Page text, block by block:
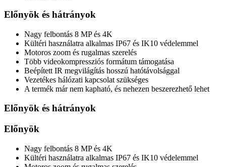
Előnyök és hátrányok
Nagy felbontás 8 MP és 4K
Kültéri használatra alkalmas IP67 és IK10 védelemmel
Motoros zoom és rugalmas szerelés
Több videokompressziós formátum támogatása
Beépített IR megvilágítás hosszú hatótávolsággal
Vezetékes hálózati kapcsolat szükséges
A termék már nem kapható, és nehezen beszerezhető lehet
Előnyök és hátrányok
Előnyök
Nagy felbontás 8 MP és 4K
Kültéri használatra alkalmas IP67 és IK10 védelemmel